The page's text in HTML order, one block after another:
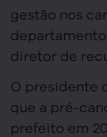
gestão nos
diretor de
O presidente
que a pré-
prefeito em